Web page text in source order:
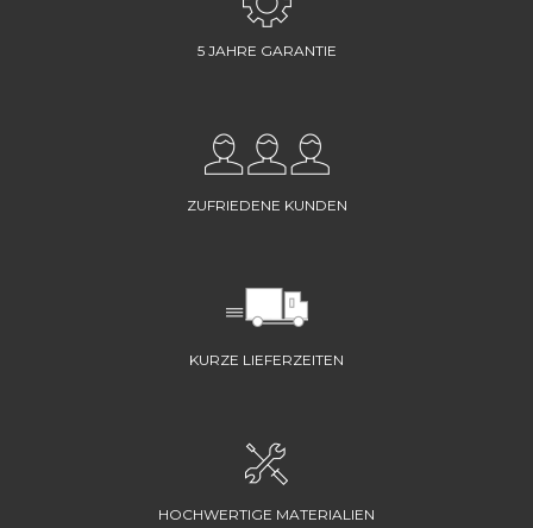
5 JAHRE GARANTIE
ZUFRIEDENE KUNDEN
KURZE LIEFERZEITEN
HOCHWERTIGE MATERIALIEN